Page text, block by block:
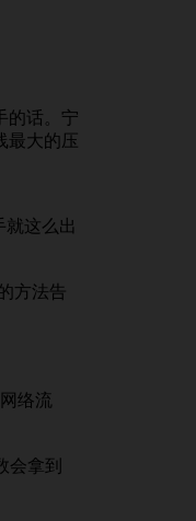
的话。宁
最大的压
这么出
方法告
络流
会拿到